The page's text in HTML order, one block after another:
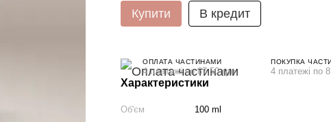
Купити В кредит
ОПЛАТА ЧАСТИНАМИ
4 платежі по 87.50 грн
ПОКУПКА
4 платежі по
Характеристики
Об'єм
100 ml